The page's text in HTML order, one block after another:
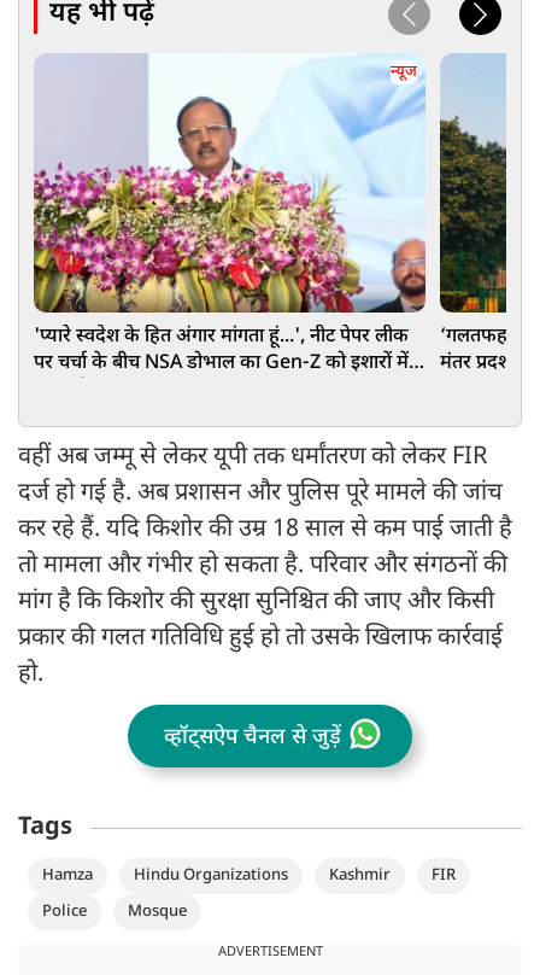
यह भी पढ़ें
न्यूज
'प्यारे स्वदेश के हित अंगार मांगता हूं...', नीट पेपर लीक
पर चर्चा के बीच NSA डोभाल का Gen-Z को इशारों में
‘गलतफहमी
मंतर प्रदर्शन
वहीं अब जम्मू से लेकर यूपी तक धर्मांतरण को लेकर FIR
दर्ज हो गई है. अब प्रशासन और पुलिस पूरे मामले की जांच
कर रहे हैं. यदि किशोर की उम्र 18 साल से कम पाई जाती है
तो मामला और गंभीर हो सकता है. परिवार और संगठनों की
मांग है कि किशोर की सुरक्षा सुनिश्चित की जाए और किसी
प्रकार की गलत गतिविधि हुई हो तो उसके खिलाफ कार्रवाई
हो.
व्हॉट्सऐप चैनल से जुड़ें
Tags
Hamza Hindu Organizations Kashmir
FIR
Police
Mosque
ADVERTISEMENT